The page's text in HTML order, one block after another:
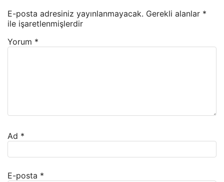
E-posta adresiniz yayınlanmayacak. Gerekli alanlar *
ile işaretlenmişlerdir
Yorum *
Ad *
E-posta *